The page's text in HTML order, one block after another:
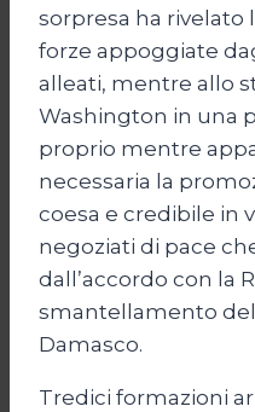
sorpresa ha rivelato
forze appoggiate
alleati, mentre allo
Washington in una
proprio mentre
necessaria la
coesa e credibile in
negoziati di pace
dall’accordo con la
smantellamento
Damasco.
Tredici formazioni